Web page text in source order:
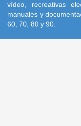
vídeo, recreativas
manuales y
60, 70, 80 y 90.